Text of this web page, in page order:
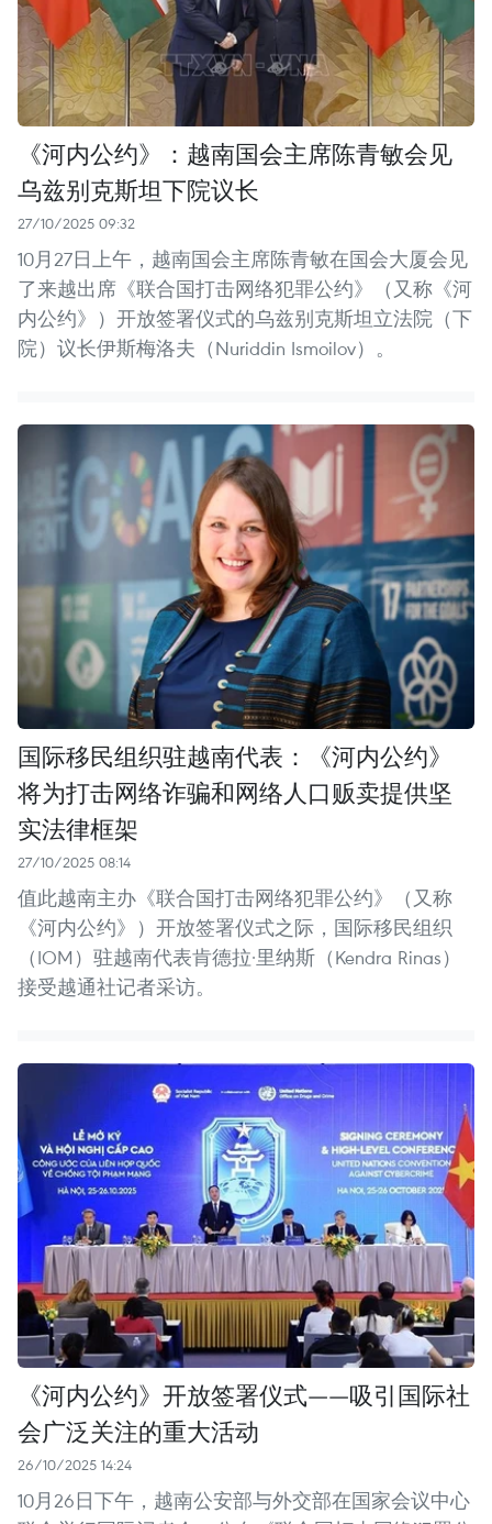
《河内公约》：越南国会主席陈青敏会见
乌兹别克斯坦下院议长
27/10/2025 09:32
10月27日上午，越南国会主席陈青敏在国会大厦会见
了来越出席《联合国打击网络犯罪公约》（又称《河
内公约》）开放签署仪式的乌兹别克斯坦立法院（下
院）议长伊斯梅洛夫（Nuriddin Ismoilov）。
国际移民组织驻越南代表：《河内公约》
将为打击网络诈骗和网络人口贩卖提供坚
实法律框架
27/10/2025 08:14
值此越南主办《联合国打击网络犯罪公约》（又称
《河内公约》）开放签署仪式之际，国际移民组织
（IOM）驻越南代表肯德拉·里纳斯（Kendra Rinas）
接受越通社记者采访。
《河内公约》开放签署仪式——吸引国际社
会广泛关注的重大活动
26/10/2025 14:24
10月26日下午，越南公安部与外交部在国家会议中心